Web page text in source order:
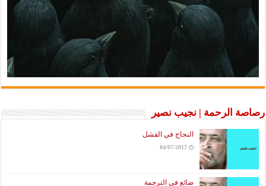
رصاصة الرحمة | نجيب نصير
النجاح في الفشل
04/07/2017
ضائع في الترجمة